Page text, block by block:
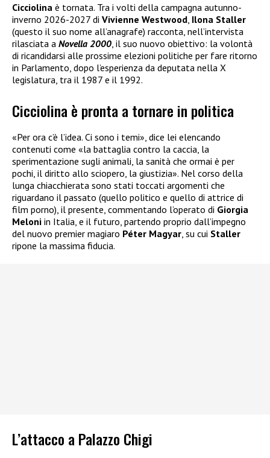
Cicciolina è tornata. Tra i volti della campagna autunno-
inverno 2026-2027 di Vivienne Westwood, Ilona Staller
(questo il suo nome all’anagrafe) racconta, nell’intervista
rilasciata a Novella 2000, il suo nuovo obiettivo: la volontà
di ricandidarsi alle prossime elezioni politiche per fare ritorno
in Parlamento, dopo l’esperienza da deputata nella X
legislatura, tra il 1987 e il 1992.
Cicciolina è pronta a tornare in politica
«Per ora c’è l’idea. Ci sono i temi», dice lei elencando
contenuti come «la battaglia contro la caccia, la
sperimentazione sugli animali, la sanità che ormai è per
pochi, il diritto allo sciopero, la giustizia». Nel corso della
lunga chiacchierata sono stati toccati argomenti che
riguardano il passato (quello politico e quello di attrice di
film porno), il presente, commentando l’operato di Giorgia
Meloni in Italia, e il futuro, partendo proprio dall’impegno
del nuovo premier magiaro Péter Magyar , su cui Staller
ripone la massima fiducia.
L’attacco a Palazzo Chigi